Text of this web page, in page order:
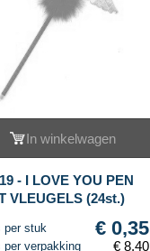
In winkelwagen
- I LOVE YOU PEN
VLEUGELS (24st.)
per stuk € 0,35
per verpakking € 8,40